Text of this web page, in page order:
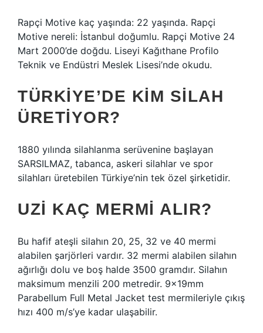
Rapçi Motive kaç yaşında: 22 yaşında. Rapçi
Motive nereli: İstanbul doğumlu. Rapçi Motive 24
Mart 2000’de doğdu. Liseyi Kağıthane Profilo
Teknik ve Endüstri Meslek Lisesi’nde okudu.
TÜRKIYE’DE KIM SILAH
ÜRETIYOR?
1880 yılında silahlanma serüvenine başlayan
SARSILMAZ, tabanca, askeri silahlar ve spor
silahları üretebilen Türkiye’nin tek özel şirketidir.
UZI KAÇ MERMI ALIR?
Bu hafif ateşli silahın 20, 25, 32 ve 40 mermi
alabilen şarjörleri vardır. 32 mermi alabilen silahın
ağırlığı dolu ve boş halde 3500 gramdır. Silahın
maksimum menzili 200 metredir. 9x19mm
Parabellum Full Metal Jacket test mermileriyle çıkış
hızı 400 m/s’ye kadar ulaşabilir.